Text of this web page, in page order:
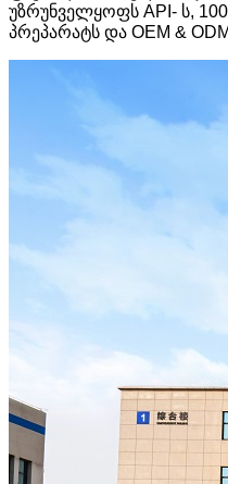
უზრუნველყოფს API- ს,
პრეპარატს და OEM &